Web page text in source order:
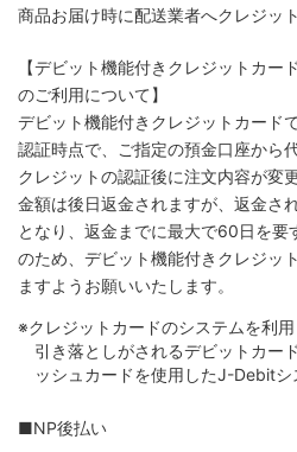
商品お届け時に配送業者へクレジッ
【デビット機能付きクレジットカード
のご利用について】
デビット機能付きクレジットカード
認証時点で、ご指定の預金口座から
クレジットの認証後に注文内容が変
金額は後日返金されますが、返金さ
となり、返金までに最大で60日を要
のため、デビット機能付きクレジッ
ますようお願いいたします。
※クレジットカードのシステムを利
引き落としがされるデビットカー
ッシュカードを使用したJ-Debitシ
■NP後払い